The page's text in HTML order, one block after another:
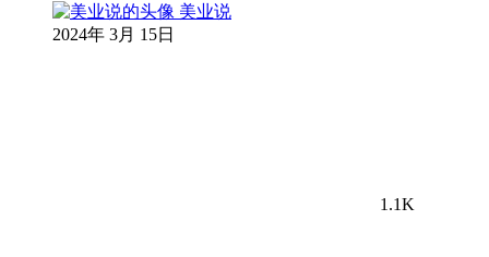
美业说
2024年 3月 15日
1.1K